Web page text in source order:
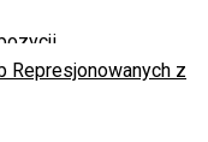
Represjonowanych z